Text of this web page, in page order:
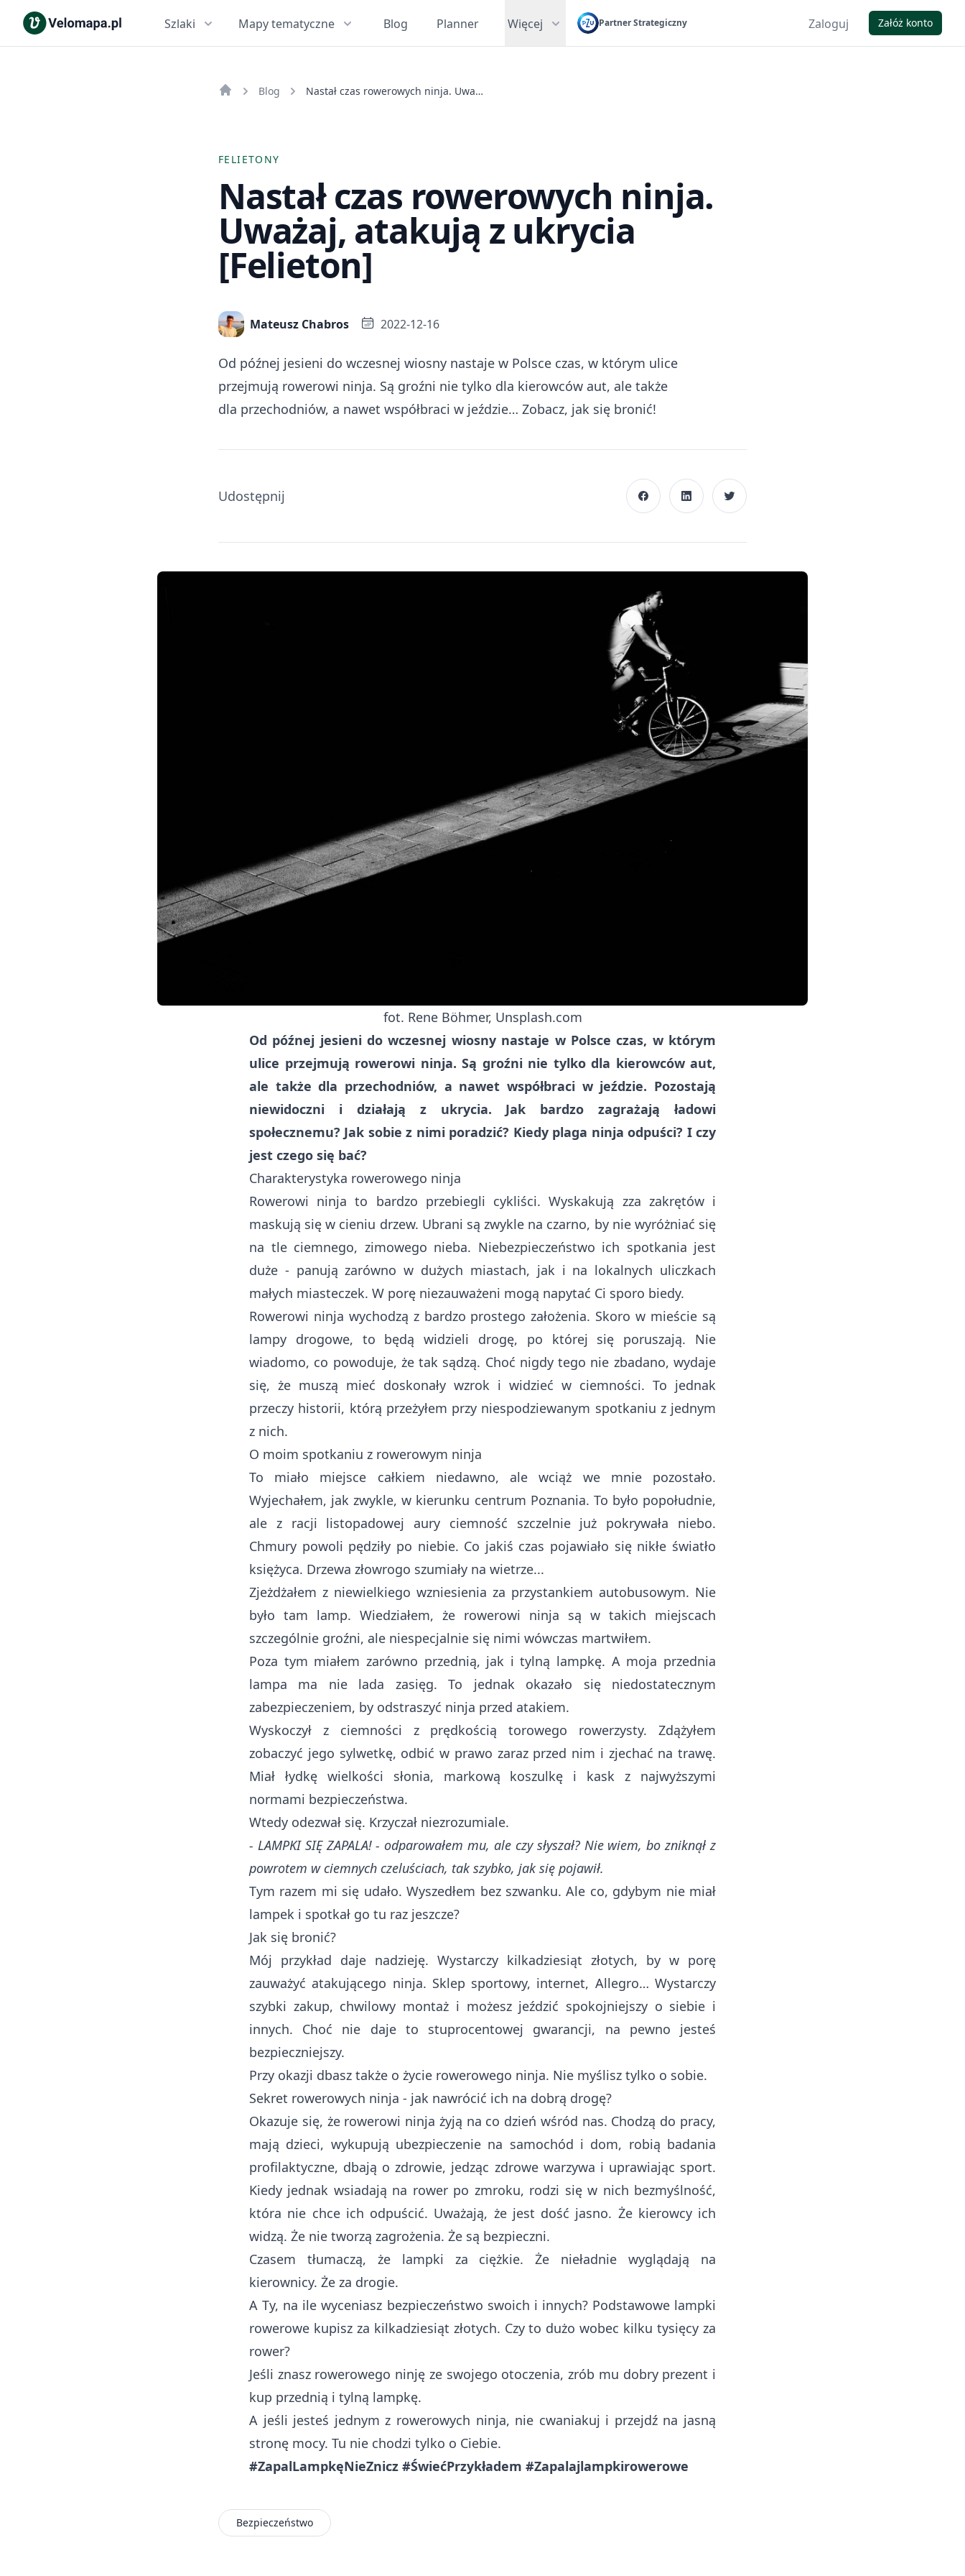
Szlaki Mapy tematyczne Blog Planner Więcej Partner Strategiczny Zaloguj Załóż konto
Blog Nastał czas rowerowych ninja. Uważaj, atakują z ukrycia [Felieton]
FELIETONY
Nastał czas rowerowych ninja.
Uważaj, atakują z ukrycia
[Felieton]
Mateusz Chabros 2022-12-16
Od późnej jesieni do wczesnej wiosny nastaje w Polsce czas, w którym ulice
przejmują rowerowi ninja. Są groźni nie tylko dla kierowców aut, ale także
dla przechodniów, a nawet współbraci w jeździe… Zobacz, jak się bronić!
Udostępnij
fot. Rene Böhmer, Unsplash.com
Od późnej jesieni do wczesnej wiosny nastaje w Polsce czas, w którym
ulice przejmują rowerowi ninja. Są groźni nie tylko dla kierowców aut,
ale także dla przechodniów, a nawet współbraci w jeździe. Pozostają
niewidoczni i działają z ukrycia. Jak bardzo zagrażają ładowi
społecznemu? Jak sobie z nimi poradzić? Kiedy plaga ninja odpuści? I czy
jest czego się bać?
Charakterystyka rowerowego ninja
Rowerowi ninja to bardzo przebiegli cykliści. Wyskakują zza zakrętów i
maskują się w cieniu drzew. Ubrani są zwykle na czarno, by nie wyróżniać się
na tle ciemnego, zimowego nieba. Niebezpieczeństwo ich spotkania jest
duże - panują zarówno w dużych miastach, jak i na lokalnych uliczkach
małych miasteczek. W porę niezauważeni mogą napytać Ci sporo biedy.
Rowerowi ninja wychodzą z bardzo prostego założenia. Skoro w mieście są
lampy drogowe, to będą widzieli drogę, po której się poruszają. Nie
wiadomo, co powoduje, że tak sądzą. Choć nigdy tego nie zbadano, wydaje
się, że muszą mieć doskonały wzrok i widzieć w ciemności. To jednak
przeczy historii, którą przeżyłem przy niespodziewanym spotkaniu z jednym
z nich.
O moim spotkaniu z rowerowym ninja
To miało miejsce całkiem niedawno, ale wciąż we mnie pozostało.
Wyjechałem, jak zwykle, w kierunku centrum Poznania. To było popołudnie,
ale z racji listopadowej aury ciemność szczelnie już pokrywała niebo.
Chmury powoli pędziły po niebie. Co jakiś czas pojawiało się nikłe światło
księżyca. Drzewa złowrogo szumiały na wietrze...
Zjeżdżałem z niewielkiego wzniesienia za przystankiem autobusowym. Nie
było tam lamp. Wiedziałem, że rowerowi ninja są w takich miejscach
szczególnie groźni, ale niespecjalnie się nimi wówczas martwiłem.
Poza tym miałem zarówno przednią, jak i tylną lampkę. A moja przednia
lampa ma nie lada zasięg. To jednak okazało się niedostatecznym
zabezpieczeniem, by odstraszyć ninja przed atakiem.
Wyskoczył z ciemności z prędkością torowego rowerzysty. Zdążyłem
zobaczyć jego sylwetkę, odbić w prawo zaraz przed nim i zjechać na trawę.
Miał łydkę wielkości słonia, markową koszulkę i kask z najwyższymi
normami bezpieczeństwa.
Wtedy odezwał się. Krzyczał niezrozumiale.
- LAMPKI SIĘ ZAPALA! - odparowałem mu, ale czy słyszał? Nie wiem, bo zniknął z
powrotem w ciemnych czeluściach, tak szybko, jak się pojawił.
Tym razem mi się udało. Wyszedłem bez szwanku. Ale co, gdybym nie miał
lampek i spotkał go tu raz jeszcze?
Jak się bronić?
Mój przykład daje nadzieję. Wystarczy kilkadziesiąt złotych, by w porę
zauważyć atakującego ninja. Sklep sportowy, internet, Allegro… Wystarczy
szybki zakup, chwilowy montaż i możesz jeździć spokojniejszy o siebie i
innych. Choć nie daje to stuprocentowej gwarancji, na pewno jesteś
bezpieczniejszy.
Przy okazji dbasz także o życie rowerowego ninja. Nie myślisz tylko o sobie.
Sekret rowerowych ninja - jak nawrócić ich na dobrą drogę?
Okazuje się, że rowerowi ninja żyją na co dzień wśród nas. Chodzą do pracy,
mają dzieci, wykupują ubezpieczenie na samochód i dom, robią badania
profilaktyczne, dbają o zdrowie, jedząc zdrowe warzywa i uprawiając sport.
Kiedy jednak wsiadają na rower po zmroku, rodzi się w nich bezmyślność,
która nie chce ich odpuścić. Uważają, że jest dość jasno. Że kierowcy ich
widzą. Że nie tworzą zagrożenia. Że są bezpieczni.
Czasem tłumaczą, że lampki za ciężkie. Że nieładnie wyglądają na
kierownicy. Że za drogie.
A Ty, na ile wyceniasz bezpieczeństwo swoich i innych? Podstawowe lampki
rowerowe kupisz za kilkadziesiąt złotych. Czy to dużo wobec kilku tysięcy za
rower?
Jeśli znasz rowerowego ninję ze swojego otoczenia, zrób mu dobry prezent i
kup przednią i tylną lampkę.
A jeśli jesteś jednym z rowerowych ninja, nie cwaniakuj i przejdź na jasną
stronę mocy. Tu nie chodzi tylko o Ciebie.
#ZapalLampkęNieZnicz #ŚwiećPrzykładem #Zapalajlampkirowerowe
Bezpieczeństwo